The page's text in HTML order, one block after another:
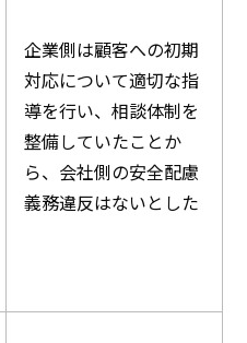
企業側は顧客への初期
対応について適切な指
導を行い、相談体制を
整備していたことか
ら、会社側の安全配慮
義務違反はないとした